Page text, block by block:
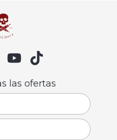
las ofertas